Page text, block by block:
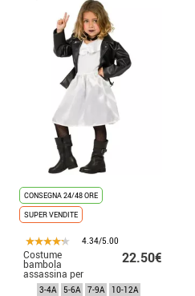
CONSEGNA 24/48 ORE
SUPER VENDITE
4.34/5.00
Costume
bambola
assassina per
bambina
22.50€
3-4A 5-6A 7-9A 10-12A